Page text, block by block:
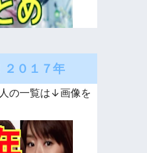
２０１７年
の一覧は↓画像を